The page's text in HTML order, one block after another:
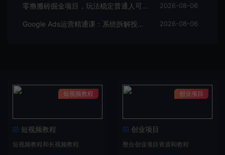
零撸搬砖掘金项目，玩法稳定普通人可落地的长期副业，月收益轻松10000+ 2026-08-06
Google Ads运营精通课：系统拆解投放全流程，优化账户提升广告投产回报率 2026-08-06
短视频教程
短视频教程
短视频教程和长视频教程
创业项目
创业项目
整合创业项目资源和教程